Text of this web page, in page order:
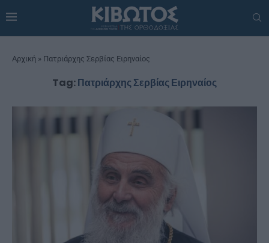
Αρχική » Πατριάρχης Σερβίας Ειρηναίος
Tag:Πατριάρχης Σερβίας Ειρηναίος